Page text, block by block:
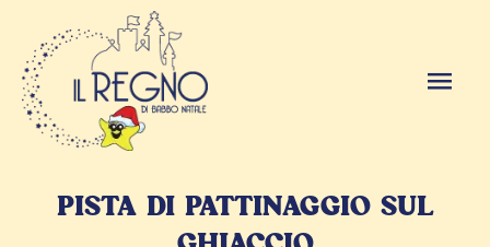
PISTA DI PATTINAGGIO SUL